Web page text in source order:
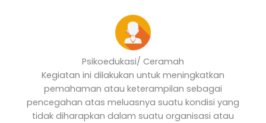
Psikoedukasi/ Ceramah
Kegiatan ini dilakukan untuk meningkatkan
pemahaman atau keterampilan sebagai
pencegahan atas meluasnya suatu kondisi yang
tidak diharapkan dalam suatu organisasi atau